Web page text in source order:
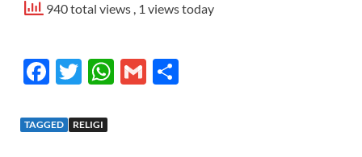
940 total views , 1 views today
F
e
T
itt
W G
TAGGED RELIGI